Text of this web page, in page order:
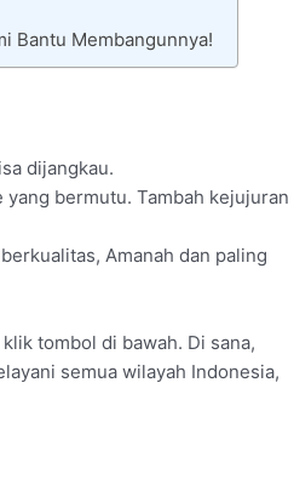
Bantu Membangunnya!
dijangkau.
bermutu. Tambah kejujuran
Amanah dan paling
tombol di bawah. Di sana,
semua wilayah Indonesia,